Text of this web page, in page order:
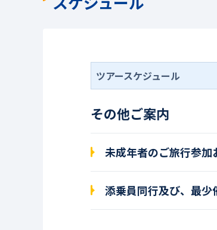
ツアースケジュール
その他ご案内
未成年者のご旅行参
添乗員同行及び、最少